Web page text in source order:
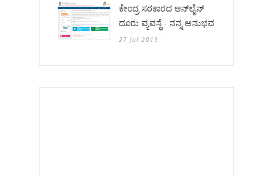
ಕೇಂದ್ರ ಸರಕಾರದ ಆನ್‌ಲೈನ್
ದೂರು ವ್ಯವಸ್ಥೆ - ನನ್ನ ಅನುಭವ
27 Jul 2019